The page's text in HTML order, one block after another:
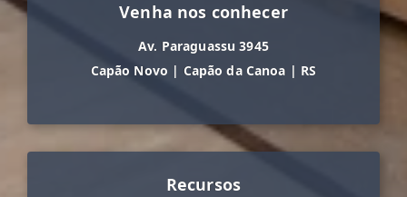
Venha nos conhecer
Av. Paraguassu 3945
Capão Novo | Capão da Canoa | RS
Recursos